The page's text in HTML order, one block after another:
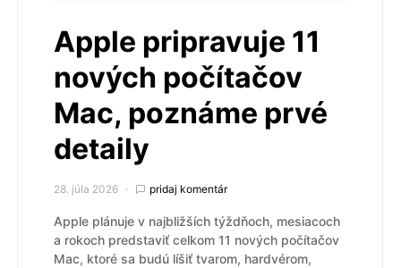
Apple pripravuje 11
nových počítačov
Mac, poznáme prvé
detaily
28. júla 2026 pridaj komentár
Apple plánuje v najbližších týždňoch, mesiacoch
a rokoch predstaviť celkom 11 nových počítačov
Mac, ktoré sa budú líšiť tvarom, hardvérom,